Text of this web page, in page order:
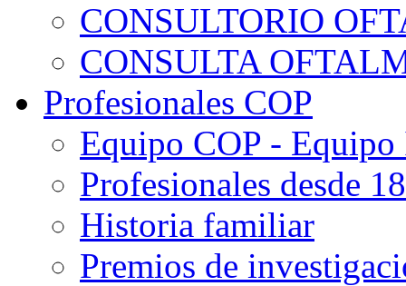
CONSULTORIO
CONSULTA
Profesionales COP
Equipo COP -
Profesionales desde
Historia familiar
Premios de